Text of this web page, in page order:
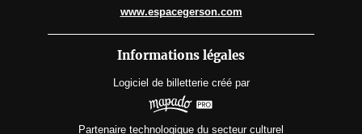
www.espacegerson.com
Informations légales
Logiciel de billetterie créé par
Partenaire technologique du secteur culturel